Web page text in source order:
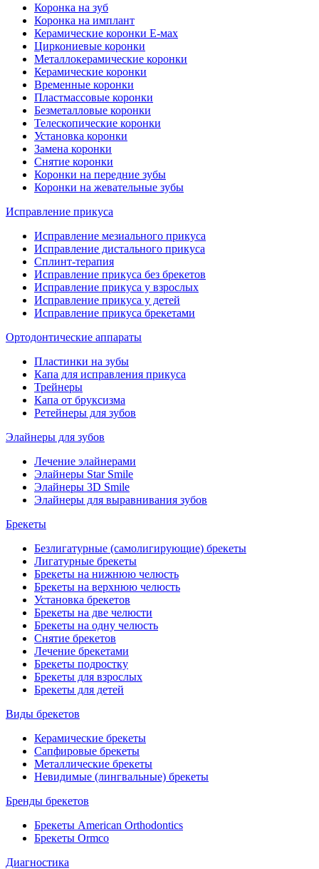
Коронка на зуб
Коронка на имплант
Керамические коронки Е-мах
Циркониевые коронки
Металлокерамические коронки
Керамические коронки
Временные коронки
Пластмассовые коронки
Безметалловые коронки
Телескопические коронки
Установка коронки
Замена коронки
Снятие коронки
Коронки на передние зубы
Коронки на жевательные зубы
Исправление прикуса
Исправление мезиального прикуса
Исправление дистального прикуса
Сплинт-терапия
Исправление прикуса без брекетов
Исправление прикуса у взрослых
Исправление прикуса у детей
Исправление прикуса брекетами
Ортодонтические аппараты
Пластинки на зубы
Капа для исправления прикуса
Трейнеры
Капа от бруксизма
Ретейнеры для зубов
Элайнеры для зубов
Лечение элайнерами
Элайнеры Star Smile
Элайнеры 3D Smile
Элайнеры для выравнивания зубов
Брекеты
Безлигатурные (самолигирующие) брекеты
Лигатурные брекеты
Брекеты на нижнюю челюсть
Брекеты на верхнюю челюсть
Установка брекетов
Брекеты на две челюсти
Брекеты на одну челюсть
Снятие брекетов
Лечение брекетами
Брекеты подростку
Брекеты для взрослых
Брекеты для детей
Виды брекетов
Керамические брекеты
Сапфировые брекеты
Металлические брекеты
Невидимые (лингвальные) брекеты
Бренды брекетов
Брекеты American Orthodontics
Брекеты Ormco
Диагностика